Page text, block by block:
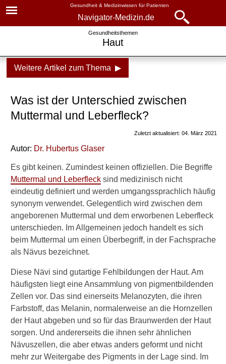
Gesundheit & Medizinwissen für Patienten
Navigator-Medizin.de
Gesundheitsthemen
Haut
Weitere Artikel zum Thema ▶
Was ist der Unterschied zwischen
Muttermal und Leberfleck?
Zuletzt aktualisiert: 04. März 2021
Autor: Dr. Hubertus Glaser
Es gibt keinen. Zumindest keinen offiziellen. Die Begriffe
Muttermal und Leberfleck sind medizinisch nicht
eindeutig definiert und werden umgangssprachlich häufig
synonym verwendet. Gelegentlich wird zwischen dem
angeborenen Muttermal und dem erworbenen Leberfleck
unterschieden. Im Allgemeinen jedoch handelt es sich
beim Muttermal um einen Überbegriff, in der Fachsprache
als Nävus bezeichnet.
Diese Nävi sind gutartige Fehlbildungen der Haut. Am
häufigsten liegt eine Ansammlung von pigmentbildenden
Zellen vor. Das sind einerseits Melanozyten, die ihren
Farbstoff, das Melanin, normalerweise an die Hornzellen
der Haut abgeben und so für das Braunwerden der Haut
sorgen. Und andererseits die ihnen sehr ähnlichen
Nävuszellen, die aber etwas anders geformt und nicht
mehr zur Weitergabe des Pigments in der Lage sind. Im
► News
► Diagnostik & Laborwerte
► Gesundheitsthemen
▾
Gesundheitsthemen
Aufbau der Haut
Hautveränderungen
Muttermale und
Leberflecken
Muttermal und Leberfleck
Unterschied Muttermale
und Leberfleck
Pigmentflecken
Chloasmen
Altersflecken
Alternde Haut
Tattoos
Piercings